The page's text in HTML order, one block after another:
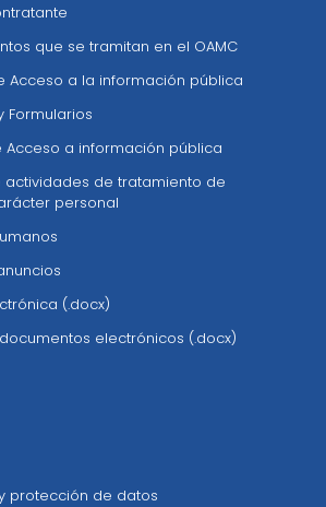
que se tramitan en el OAMC
Acceso a la información pública
Formularios
Acceso a información pública
actividades de tratamiento de
personal
(.docx)
electrónicos (.docx)
protección de datos